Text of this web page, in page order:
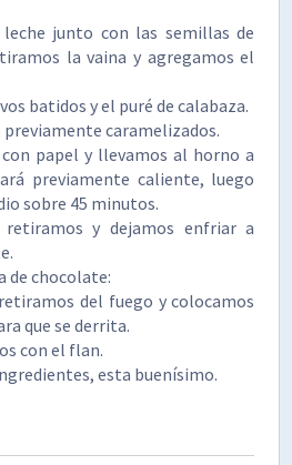
junto con las semillas de
la vaina y agregamos el
batidos y el puré de calabaza.
caramelizados.
papel y llevamos al horno a
previamente caliente, luego
sobre 45 minutos.
retiramos y dejamos enfriar a
de chocolate:
del fuego y colocamos
que se derrita.
con el flan.
esta buenísimo.